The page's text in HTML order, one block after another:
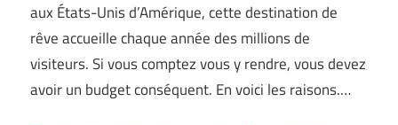
aux États-Unis d’Amérique, cette destination de
rêve accueille chaque année des millions de
visiteurs. Si vous comptez vous y rendre, vous devez
avoir un budget conséquent. En voici les raisons.…